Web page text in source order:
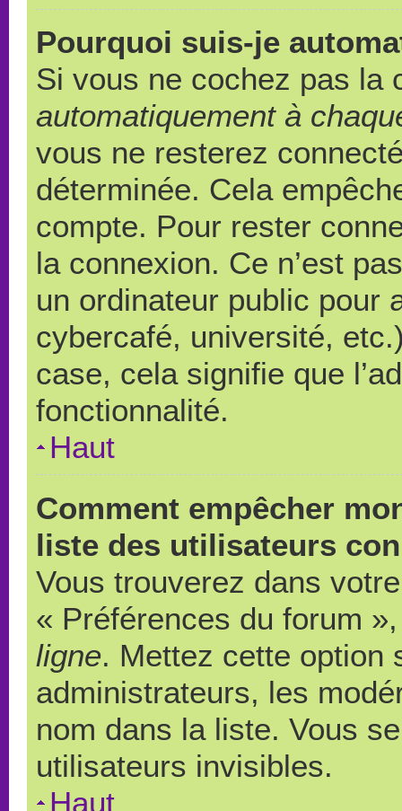
Pourquoi suis-je
Si vous ne cochez pas la
automatiquement à
vous ne resterez
déterminée. Cela
compte. Pour rester
la connexion. Ce n’est
un ordinateur public pour
cybercafé, université,
case, cela signifie que
fonctionnalité.
Haut
Comment empêcher
liste des utilisateurs
Vous trouverez dans
« Préférences du forum
ligne. Mettez cette option
administrateurs, les
nom dans la liste. Vous
utilisateurs invisibles.
Haut